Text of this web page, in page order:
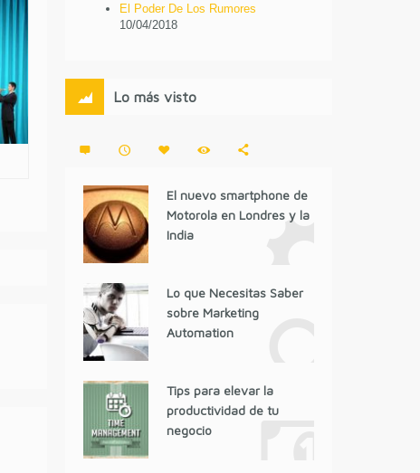
El Poder De Los Rumores
10/04/2018
Lo más visto
El nuevo smartphone de
Motorola en Londres y la
India
Lo que Necesitas Saber
sobre Marketing
Automation
Tips para elevar la
productividad de tu
negocio